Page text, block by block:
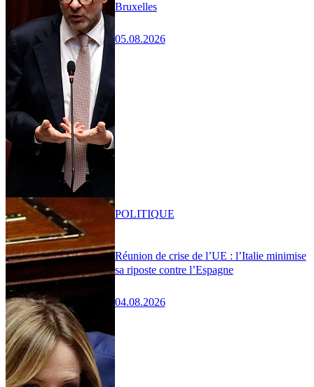
Bruxelles
05.08.2026
Réunion de crise de l’UE : l’Italie minimise
sa riposte contre l’Espagne
04.08.2026
POLITIQUE